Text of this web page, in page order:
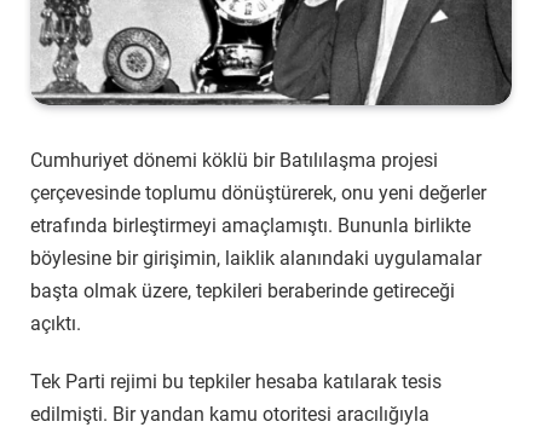
Cumhuriyet dönemi köklü bir Batılılaşma projesi
çerçevesinde toplumu dönüştürerek, onu yeni değerler
etrafında birleştirmeyi amaçlamıştı. Bununla birlikte
böylesine bir girişimin, laiklik alanındaki uygulamalar
başta olmak üzere, tepkileri beraberinde getireceği
açıktı.
Tek Parti rejimi bu tepkiler hesaba katılarak tesis
edilmişti. Bir yandan kamu otoritesi aracılığıyla